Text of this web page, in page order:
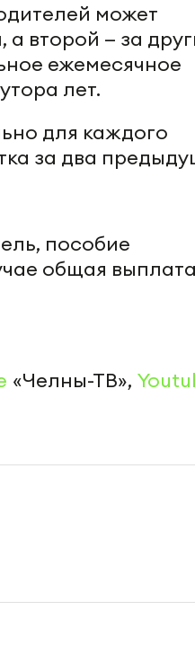
может
второй — за
ежемесячное
лет.
для каждого
за два
пособие
общая
«Челны-ТВ»,